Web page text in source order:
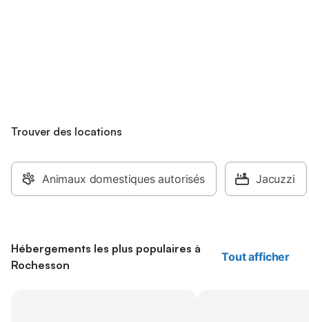
Trouver des locations
Animaux domestiques autorisés Jacuzzi
Hébergements les plus populaires à
Rochesson
Tout afficher